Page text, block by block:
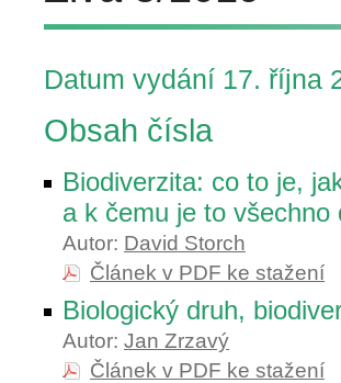
Datum vydání 17. října
Obsah čísla
Biodiverzita: co to je,
a k čemu je to všechno
Autor: David Storch
Článek v PDF ke stažení
Biologický druh,
Autor: Jan Zrzavý
Článek v PDF ke stažení